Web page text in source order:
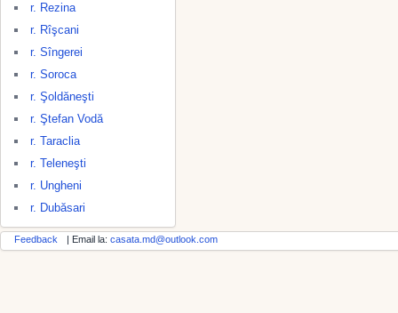
r. Rezina
r. Rîşcani
r. Sîngerei
r. Soroca
r. Şoldăneşti
r. Ştefan Vodă
r. Taraclia
r. Teleneşti
r. Ungheni
r. Dubăsari
Feedback | Email la: casata.md@outlook.com